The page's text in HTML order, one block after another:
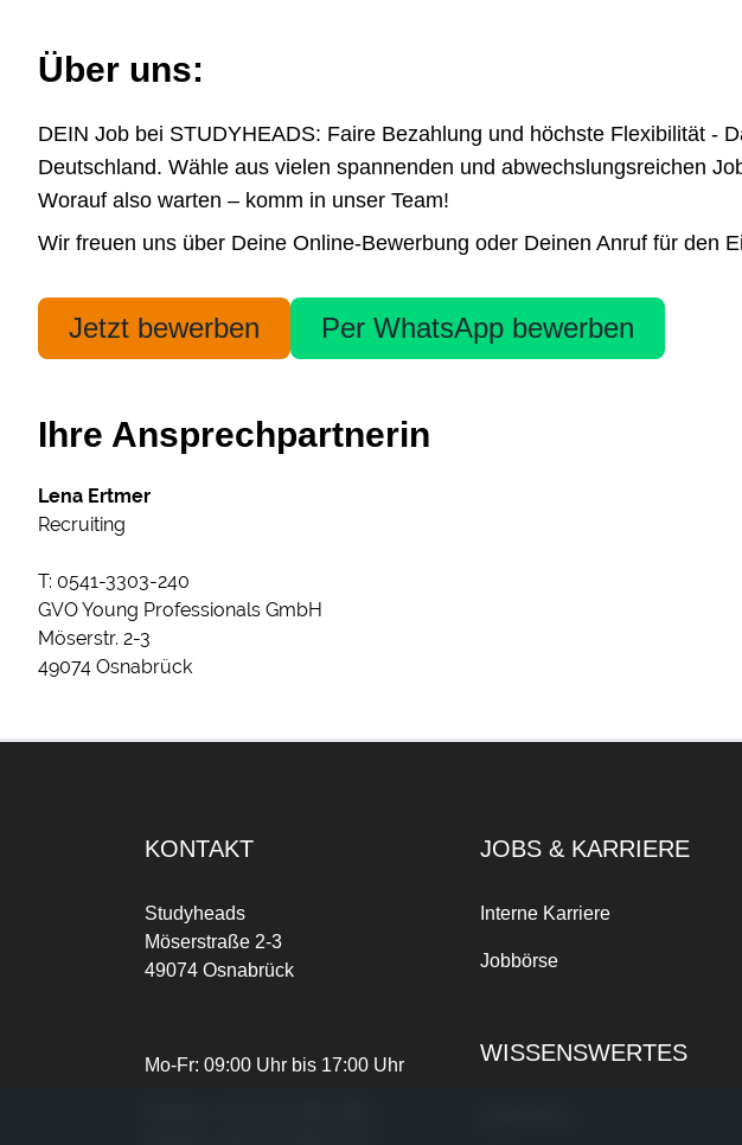
Über uns:
DEIN Job bei STUDYHEADS: Faire Bezahlung und höchste Flexibilität -
Deutschland. Wähle aus vielen spannenden und abwechslungsreichen
Worauf also warten – komm in unser Team!
Wir freuen uns über Deine Online-Bewerbung oder Deinen Anruf für den
Jetzt bewerben Per WhatsApp bewerben
Ihre Ansprechpartnerin
Lena Ertmer
Recruiting
T: 0541-3303-240
GVO Young Professionals GmbH
Möserstr. 2-3
49074 Osnabrück
KONTAKT
Studyheads
Möserstraße 2-3
49074 Osnabrück
Mo-Fr: 09:00 Uhr bis 17:00 Uhr
JOBS & KARRIERE
Interne Karriere
Jobbörse
WISSENSWERTES